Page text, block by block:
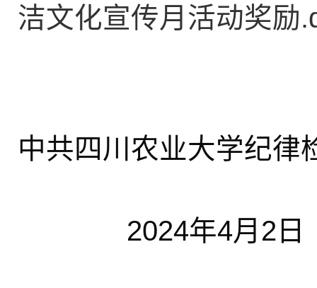
洁文化宣传月活动奖励
中共四川农业大学纪律
2024年4月2日